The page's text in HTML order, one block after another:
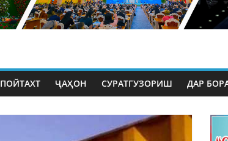
ПОЙТАХТ ҶАҲОН СУРАТГУЗОРИШ ДАР